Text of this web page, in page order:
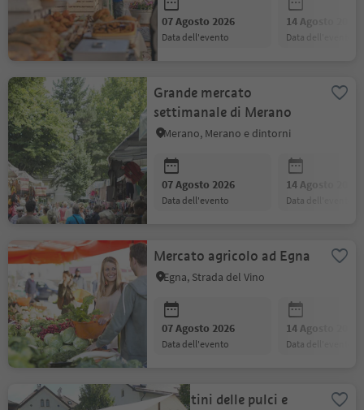
07 Agosto 2026
data dell'evento
14 Agosto 2026
data dell'evento
Grande mercato
settimanale di Merano
Merano, Merano e dintorni
07 Agosto 2026
data dell'evento
14 Agosto 2026
data dell'evento
Mercato agricolo ad Egna
Egna, Strada del Vino
07 Agosto 2026
data dell'evento
14 Agosto 2026
data dell'evento
Mercatini delle pulci e